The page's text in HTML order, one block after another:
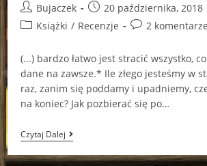
Post
author:
Bujaczek
Post
published:
20 października, 2018
PostKsiążki / Recenzje
Post2 komentarze
(...) bardzo łatwo jest stracić wszystko,
dane na zawsze.* Ile złego jesteśmy w
raz, zanim się poddamy i upadniemy,
na koniec? Jak pozbierać się po…
Czytaj Dalej“Więcej
Niż
My”